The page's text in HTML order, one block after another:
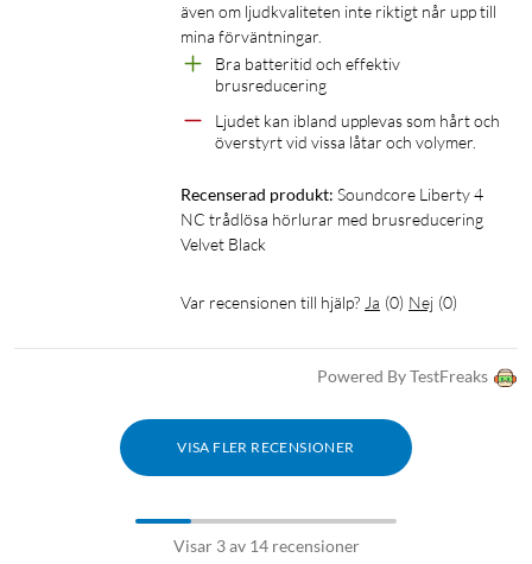
även om ljudkvaliteten inte riktigt når upp till
mina förväntningar.
Bra batteritid och effektiv
brusreducering
Ljudet kan ibland upplevas som hårt och
överstyrt vid vissa låtar och volymer.
Recenserad produkt: Soundcore Liberty 4
NC trådlösa hörlurar med brusreducering
Velvet Black
Var recensionen till hjälp? Ja (0) Nej (0)
Powered By TestFreaks
VISA FLER RECENSIONER
Visar 3 av 14 recensioner